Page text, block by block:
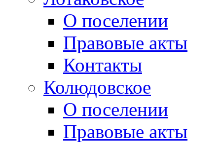
О поселении
Правовые акты
Контакты
Колюдовское
О поселении
Правовые акты